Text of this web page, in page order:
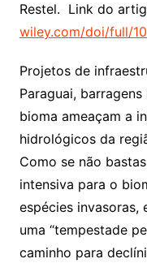
Restel. Link do
wiley.com/doi/full/
Projetos de
Paraguai,
bioma ameaçam a
hidrológicos da
Como se não
intensiva para o
espécies invasoras,
uma “tempestade
caminho para